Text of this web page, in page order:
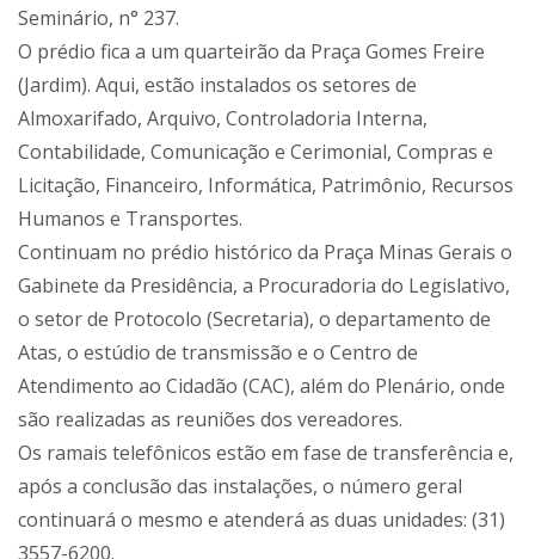
Seminário, n° 237.
O prédio fica a um quarteirão da Praça Gomes Freire
(Jardim). Aqui, estão instalados os setores de
Almoxarifado, Arquivo, Controladoria Interna,
Contabilidade, Comunicação e Cerimonial, Compras e
Licitação, Financeiro, Informática, Patrimônio, Recursos
Humanos e Transportes.
Continuam no prédio histórico da Praça Minas Gerais o
Gabinete da Presidência, a Procuradoria do Legislativo,
o setor de Protocolo (Secretaria), o departamento de
Atas, o estúdio de transmissão e o Centro de
Atendimento ao Cidadão (CAC), além do Plenário, onde
são realizadas as reuniões dos vereadores.
Os ramais telefônicos estão em fase de transferência e,
após a conclusão das instalações, o número geral
continuará o mesmo e atenderá as duas unidades: (31)
3557-6200.